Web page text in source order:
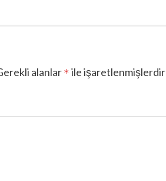
alanlar * ile işaretlenmişlerdir